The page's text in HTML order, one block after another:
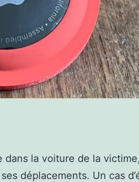
dans la voiture de la
déplacements. Un cas